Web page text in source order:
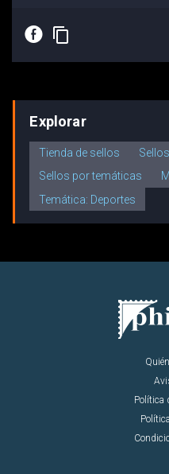
E content_copy
Explorar
Tienda de sellos
Sellos por temáticas
Temática: Deportes
Política